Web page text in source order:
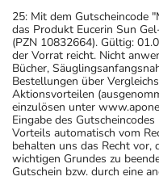
25: Mit dem Gutscheincode
das Produkt Eucerin Sun
(PZN 10832664). Gültig:
der Vorrat reicht. Nicht
Bücher,
Bestellungen über
Aktionsvorteilen
einzulösen unter
Eingabe des
Vorteils automatisch vom
behalten uns das Recht vor,
wichtigen Grundes zu
Gutschein bzw. durch eine